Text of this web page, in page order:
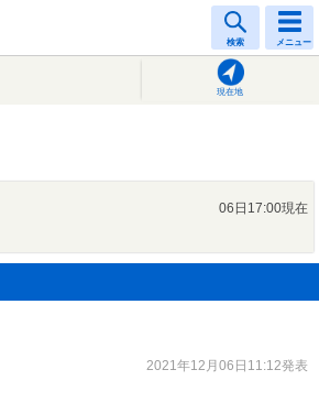
検索 メニュー
現在地
06日17:00現在
2021年12月06日11:12発表